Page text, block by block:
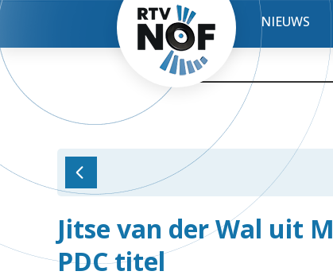
NIEUWS
Jitse van der Wal uit
PDC titel